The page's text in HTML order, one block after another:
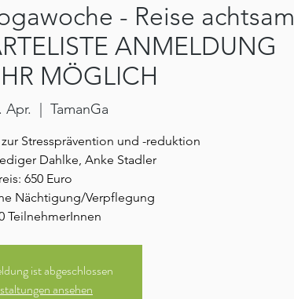
- Reise achtsam
ANMELDUNG
MÖGLICH
Apr. TamanGa
Stressprävention und -reduktion
Dahlke, Anke Stadler
650 Euro
Nächtigung/Verpflegung
TeilnehmerInnen
ist abgeschlossen
ansehen